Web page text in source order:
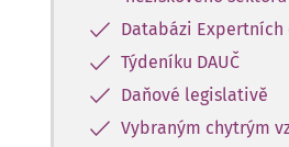
Databázi
Týdeníku DAUČ
Daňové legislativě
Vybraným chytrým